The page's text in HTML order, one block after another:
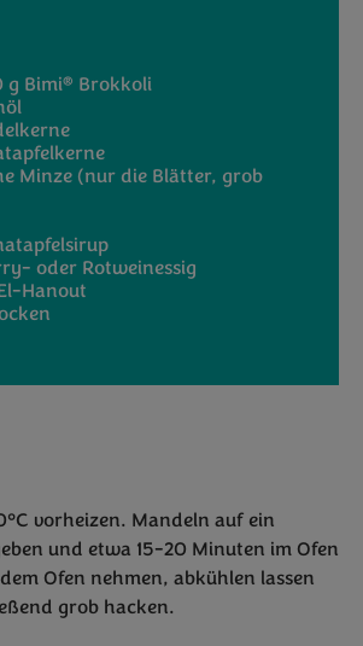
g Bimi® Brokkoli
Minze (nur die Blätter, grob
oder Rotweinessig
Hanout
vorheizen. Mandeln auf ein
und etwa 15-20 Minuten im Ofen
Ofen nehmen, abkühlen lassen
grob hacken.